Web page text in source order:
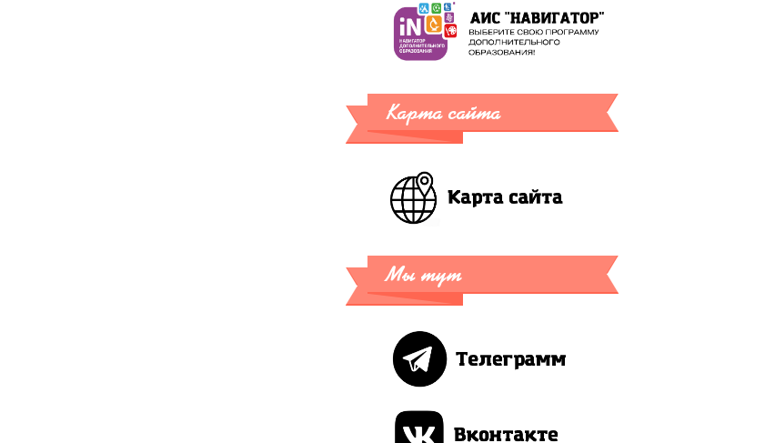
Карта сайта
Мы тут